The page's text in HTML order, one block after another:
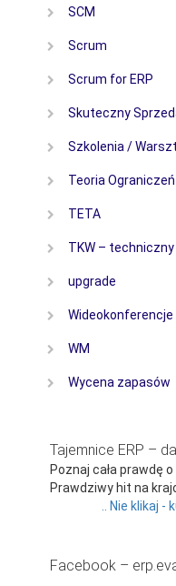
SCM
Scrum
Scrum for ERP
Skuteczny
Szkolenia /
Teoria Ograniczeń
TETA
TKW –
upgrade
Wideokonferencje
WM
Wycena zapasów
Tajemnice ERP –
Poznaj cała prawdę
Prawdziwy hit na
.. Nie klikaj -
Facebook –